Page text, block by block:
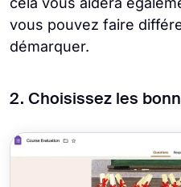
vous pouvez faire
démarquer.
2. Choisissez les